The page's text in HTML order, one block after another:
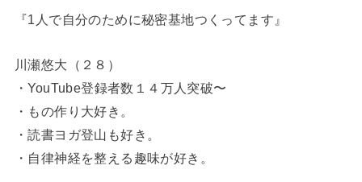
『1人で自分のために秘密基地つくってます』
川瀬悠大（２８）
・YouTube登録者数１４万人突破〜
・もの作り大好き。
・読書ヨガ登山も好き。
・自律神経を整える趣味が好き。